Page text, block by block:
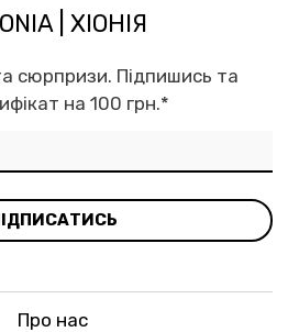
| ХІОНІЯ
сюрпризи. Підпишись та
на 100 грн.*
Про нас